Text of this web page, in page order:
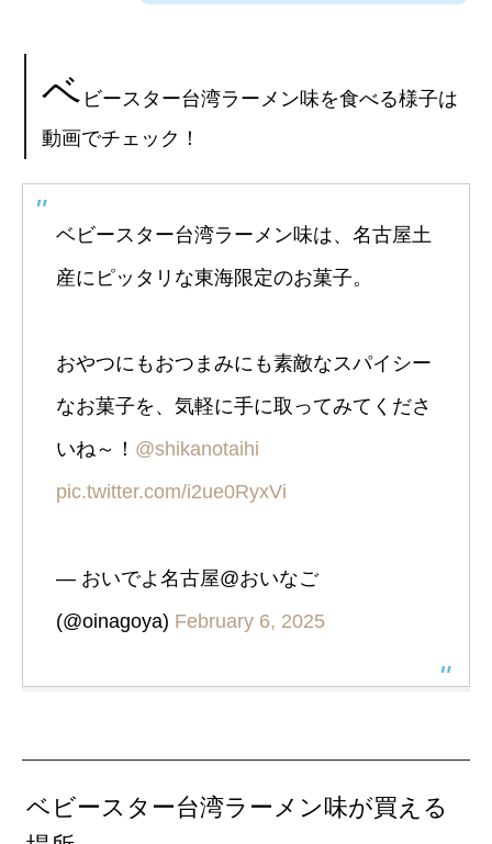
ベ ビースター台湾ラーメン味を食べる様子は
動画でチェック！
ベビースター台湾ラーメン味は、名古屋土
産にピッタリな東海限定のお菓子。
おやつにもおつまみにも素敵なスパイシー
なお菓子を、気軽に手に取ってみてくださ
いね～！ @shikanotaihi
pic.twitter.com/i2ue0RyxVi
— おいでよ名古屋@おいなご
(@oinagoya) February 6, 2025
ベビースター台湾ラーメン味が買える